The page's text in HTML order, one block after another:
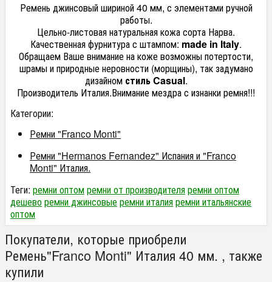
Ремень джинсовый шириной 40 мм, с элементами ручной
работы.
Цельно-листовая натуральная кожа сорта Нарва.
Качественная фурнитура с штампом: made in Italy.
Обращаем Ваше внимание на коже возможны потертости,
шрамы и природные неровности (морщины), так задумано
дизайном стиль Casual.
Производитель Италия.Внимание мездра с изнанки ремня!!!
Категории:
Ремни "Franсo Monti"
Ремни "Hermanos Fernandez" Испания и "Franсo
Monti" Италия.
Теги: ремни оптомремни от производителяремни оптом
дешеворемни джинсовыеремни италияремни итальянские
оптом
Покупатели, которые приобрели
Ремень"Franсo Monti" Италия 40 мм. , также
купили